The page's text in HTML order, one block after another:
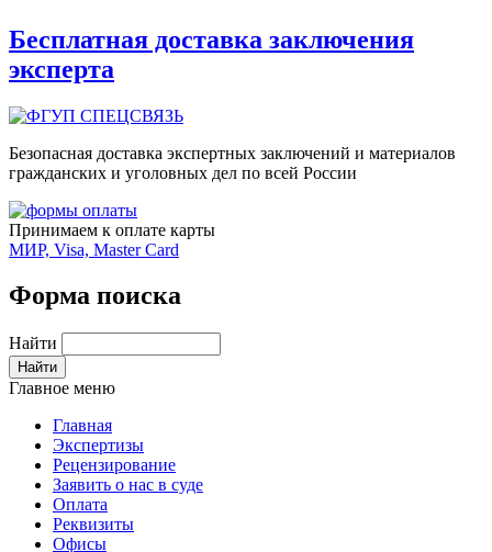
Бесплатная доставка заключения
эксперта
Безопасная доставка экспертных заключений и материалов
гражданских и уголовных дел по всей России
Принимаем к оплате карты
МИР, Visa, Master Card
Форма поиска
Найти
Главное меню
Главная
Экспертизы
Рецензирование
Заявить о нас в суде
Оплата
Реквизиты
Офисы